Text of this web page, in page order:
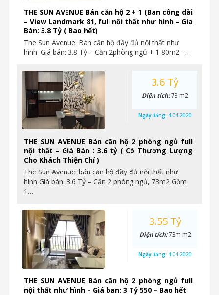
THE SUN AVENUE Bán căn hộ 2 + 1 (Ban công dài
– View Landmark 81, full nội thất như hình – Gia
Bán: 3.8 Tỷ ( Bao hết)
The Sun Avenue: Bán căn hộ đầy đủ nội thất như
hình. Giá bán: 3.8 Tỷ – Căn 2phòng ngủ + 1 80m2 –…
THE SUN AVENUE Bán căn hộ 2 phòng ngủ full
nội thất – Giá Bán : 3.6 tỷ ( Có Thương Lượng
Cho Khách Thiện Chí )
The Sun Avenue: bán căn hộ đầy đủ nội thất như
hình Giá bán: 3.6 Tỷ – Căn 2 phòng ngủ, 73m2 Gồm
1…
3.6 Tỷ
Diện tích:73 m2
Ngày đăng: 4-04-2020
THE SUN AVENUE Bán căn hộ 2 phòng ngủ full
nội thất như hình – Giá ban: 3 Tỷ 550 – Bao hết
3.55 Tỷ
Diện tích:73m m2
Ngày đăng: 4-04-2020